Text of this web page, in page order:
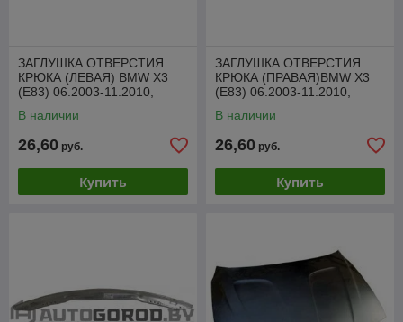
ЗАГЛУШКА ОТВЕРСТИЯ
КРЮКА (ЛЕВАЯ) BMW X3
(E83) 06.2003-11.2010,
В наличии
26,60 руб.
Купить
ЗАГЛУШКА ОТВЕРСТИЯ
КРЮКА (ПРАВАЯ)BMW X3
(E83) 06.2003-11.2010,
В наличии
26,60 руб.
Купить